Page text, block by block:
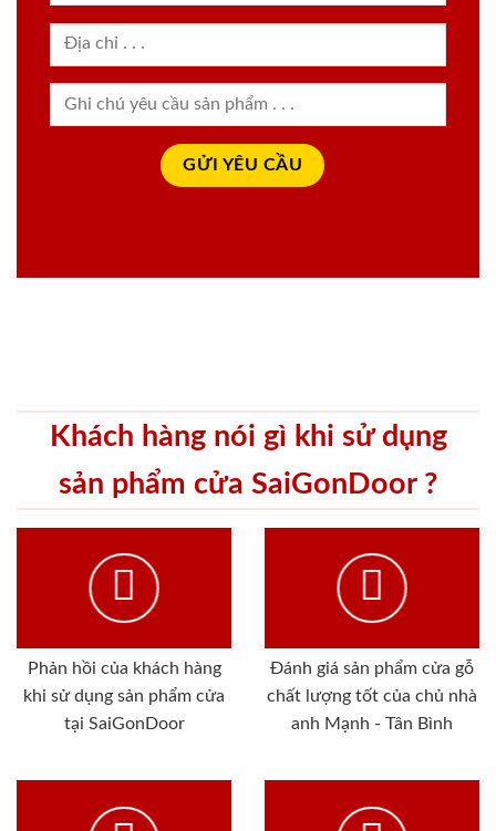
Khách hàng nói gì khi sử dụng
sản phẩm cửa SaiGonDoor ?
Phản hồi của khách hàng
khi sử dụng sản phẩm cửa
tại SaiGonDoor
Đánh giá sản phẩm cửa gỗ
chất lượng tốt của chủ nhà
anh Mạnh - Tân Bình